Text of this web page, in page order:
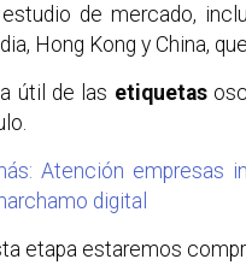
de mercado,
Hong Kong y China,
útil de las etiquetas
Atención empresas
digital
etapa estaremos